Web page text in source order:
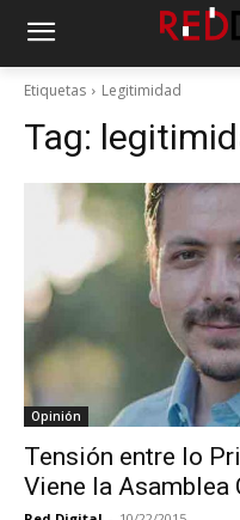
Etiquetas Legitimidad
Tag:
Opinión
Tensión entre lo
Viene la Asamblea